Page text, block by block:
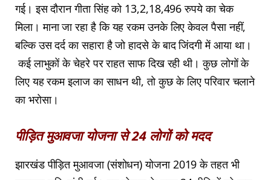
गई। इस दौरान गीता सिंह को 13,2,18,496 रुपये का चेक
मिला। माना जा रहा है कि यह रकम उनके लिए केवल पैसा नहीं,
बल्कि उस दर्द का सहारा है जो हादसे के बाद जिंदगी में आया था।
कई लाभुकों के चेहरे पर राहत साफ दिख रही थी। कुछ लोगों के
लिए यह रकम इलाज का साधन थी, तो कुछ के लिए परिवार चलाने
का भरोसा।
पीड़ित मुआवजा योजना से 24 लोगों को मदद
झारखंड पीड़ित मुआवजा (संशोधन) योजना 2019 के तहत भी